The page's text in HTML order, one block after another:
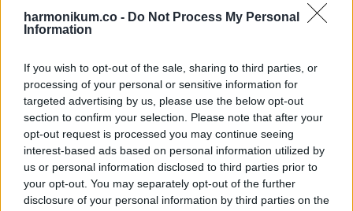
harmonikum.co - Do Not Process My Personal
Information
If you wish to opt-out of the sale, sharing to third parties, or
processing of your personal or sensitive information for
targeted advertising by us, please use the below opt-out
section to confirm your selection. Please note that after your
opt-out request is processed you may continue seeing
interest-based ads based on personal information utilized by
us or personal information disclosed to third parties prior to
your opt-out. You may separately opt-out of the further
disclosure of your personal information by third parties on the
Ez a hét különösen kedvező számodra, hiszen az újhold a
és friss energiákat hoz, amelyeket érdemes kihasználni.
Most minden feltétel adott a változáshoz és megújuláshoz!
A hét közepe némi feszültséget jelez, főként a szerdai
Merkúr-Uránusz szembenállás miatt. Fontos, hogy őrizd
meg a higgadtságodat és próbáld elkerülni a vitákat.